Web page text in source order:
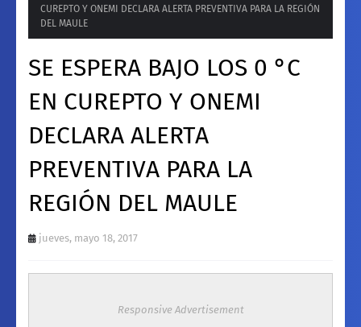
democracia"
CUREPTO Y ONEMI DECLARA ALERTA PREVENTIVA PARA LA REGIÓN
DEL MAULE
SE ESPERA BAJO LOS 0 °C
EN CUREPTO Y ONEMI
DECLARA ALERTA
PREVENTIVA PARA LA
REGIÓN DEL MAULE
jueves, mayo 18, 2017
Responsive Advertisement